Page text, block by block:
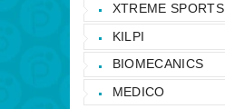
XTREME SPORTS
KILPI
BIOMECANICS
MEDICO